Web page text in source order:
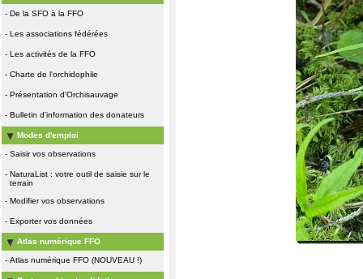
- De la SFO à la FFO
- Les associations fédérées
- Les activités de la FFO
- Charte de l'orchidophile
- Présentation d'Orchisauvage
- Bulletin d'information des donateurs
Modes d'emploi
- Saisir vos observations
- NaturaList : votre outil de saisie sur le
terrain
- Modifier vos observations
- Exporter vos données
Atlas numérique FFO
- Atlas numérique FFO (NOUVEAU !)